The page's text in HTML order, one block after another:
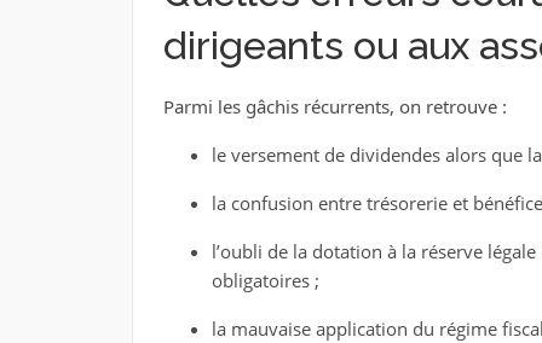
dirigeants ou aux
Parmi les gâchis récurrents, on retrouve :
le versement de dividendes alors que
la confusion entre trésorerie et
l’oubli de la dotation à la réserve
obligatoires ;
la mauvaise application du régime